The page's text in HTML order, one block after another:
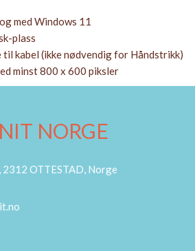
med Windows 11
plass
til kabel (ikke nødvendig for Håndstrikk)
minst 800 x 600 piksler
NORGE
OTTESTAD, Norge